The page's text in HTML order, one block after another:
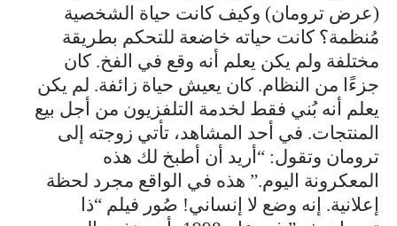
(عرض ترومان) وكيف كانت حياة الشخصية
مُنظمة؟ كانت حياته خاضعة للتحكم بطريقة
مختلفة ولم يكن يعلم أنه وقع في الفخ. كان
جزءًا من النظام. كان يعيش حياة زائفة. لم يكن
يعلم أنه بُني فقط لخدمة التلفزيون من أجل بيع
المنتجات. في أحد المشاهد، تأتي زوجته إلى
ترومان وتقول: “أريد أن أطبخ لك هذه
المعكرونة اليوم.” هذه في الواقع مجرد لحظة
إعلانية. إنه وضع لا إنساني! صُور فيلم “ذا